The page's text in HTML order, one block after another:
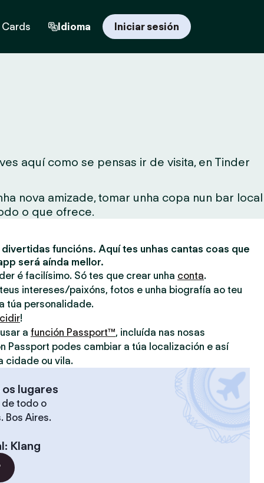
Idioma Iniciar sesión
aquí como se pensas ir de visita, en Tinder
nova amizade, tomar unha copa nun bar local
o que ofrece.
funcións. Aquí tes unhas cantas coas que
será aínda mellor.
é facilísimo. Só tes que crear unha conta.
intereses/paixóns, fotos e unha biografía ao teu
túa personalidade.
!
a función Passport™, incluída nas nosas
Passport podes cambiar a túa localización e así
cidade ou vila.
lugares
todo o
Bos Aires.
: Klang